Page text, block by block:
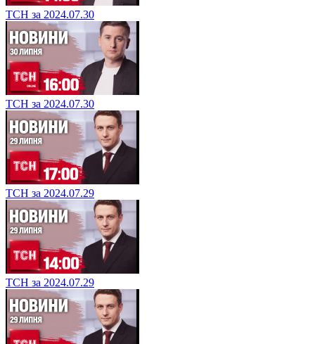
ТСН за 2024.07.30
ТСН за 2024.07.30
ТСН за 2024.07.29
ТСН за 2024.07.29